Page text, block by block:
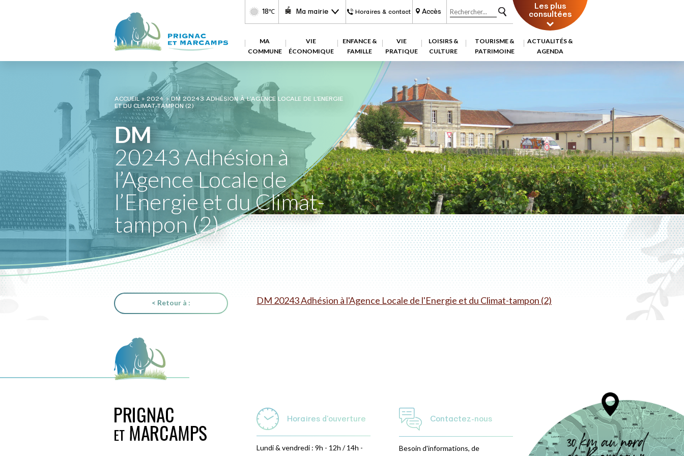
18℃ Ma mairie Horaires & contact Accès Les plus
consultées
MA
COMMUNE
VIE
ÉCONOMIQUE
ENFANCE &
FAMILLE
VIE
PRATIQUE
LOISIRS &
CULTURE
TOURISME &
PATRIMOINE
ACTUALITÉS &
AGENDA
ACCUEIL» 2024»DM 20243 ADHÉSION À L’AGENCE LOCALE DE L’ENERGIE
ET DU CLIMAT-TAMPON (2)
DM
20243 Adhésion à
l’Agence Locale de
l’Energie et du Climat-
tampon (2)
< Retour à : DM 20243 Adhésion à l'Agence Locale de l'Energie et du Climat-tampon (2)
Horaires d'ouverture
Lundi & vendredi : 9h - 12h / 14h -
Contactez-nous
Besoin d'informations, de